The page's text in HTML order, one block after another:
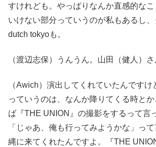
すけれども。やっぱりなんか直感的な
いけない部分っていうのが私もあるし
dutch tokyoも。
（渡辺志保）うんうん。山田（健人）さ
（Awich）演出してくれていたんです
っていうのは、なんか降りてくる時と
ば『THE UNION』の撮影をするって言
「じゃあ、俺も行ってみようかな」っ
縄に来てくれたんですよ。『THE